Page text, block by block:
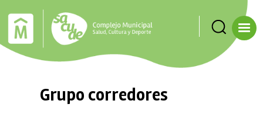
Pasar al contenido principal
Grupo corredores